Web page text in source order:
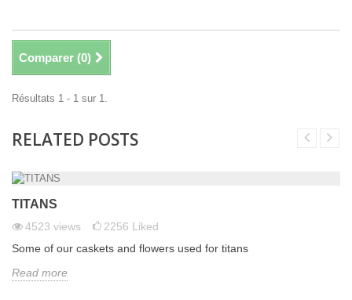
Comparer (0)
Résultats 1 - 1 sur 1.
RELATED POSTS
TITANS
4523 views 2256 Liked
Some of our caskets and flowers used for titans
Read more